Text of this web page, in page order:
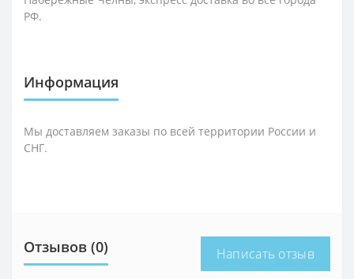
РФ.
Информация
Мы доставляем заказы по всей территории России и
СНГ.
Отзывов (0) Написать отзыв